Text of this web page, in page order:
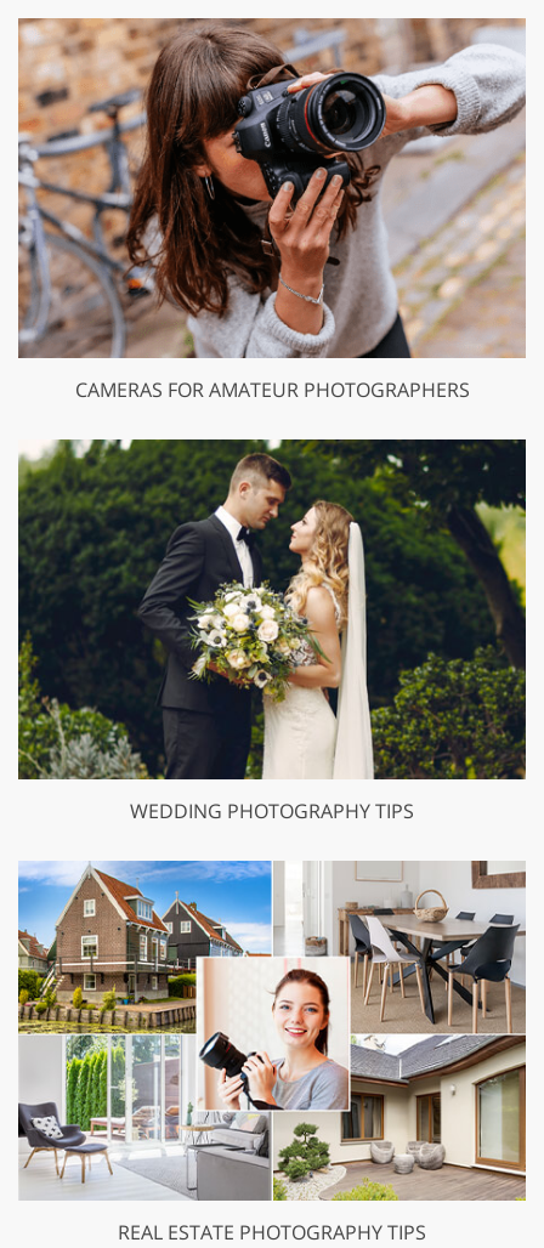
CAMERAS FOR AMATEUR PHOTOGRAPHERS
WEDDING PHOTOGRAPHY TIPS
REAL ESTATE PHOTOGRAPHY TIPS